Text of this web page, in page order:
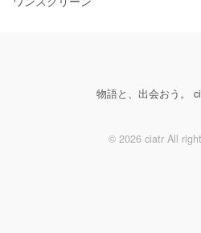
物語と、出会おう。
© 2026 ciatr All